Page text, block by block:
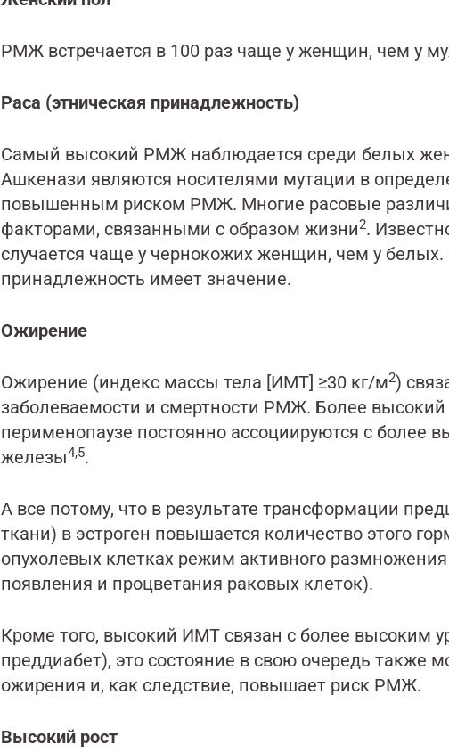
РМЖ встречается в 100 раз чаще у женщин, чем у
Раса (этническая принадлежность)
Самый высокий РМЖ наблюдается среди белых
Ашкенази являются носителями мутации в
повышенным риском РМЖ. Многие расовые
факторами, связанными с образом жизни2.
случается чаще у чернокожих женщин, чем у
принадлежность имеет значение.
Ожирение
Ожирение (индекс массы тела [ИМТ] ≥30 кг/м2)
заболеваемости и смертности РМЖ. Более
перименопаузе постоянно ассоциируются с более
железы4,5.
А все потому, что в результате трансформации
ткани) в эстроген повышается количество этого
опухолевых клетках режим активного размножения
появления и процветания раковых клеток).
Кроме того, высокий ИМТ связан с более высоким
преддиабет), это состояние в свою очередь также
ожирения и, как следствие, повышает риск РМЖ.
Высокий рост